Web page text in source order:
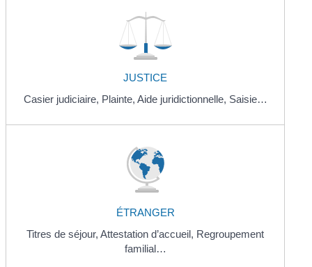
JUSTICE
Casier judiciaire, Plainte, Aide juridictionnelle, Saisie…
ÉTRANGER
Titres de séjour, Attestation d’accueil, Regroupement
familial…